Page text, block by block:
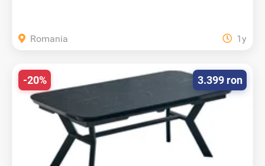
Romania 1y
3.399 ron
-20%